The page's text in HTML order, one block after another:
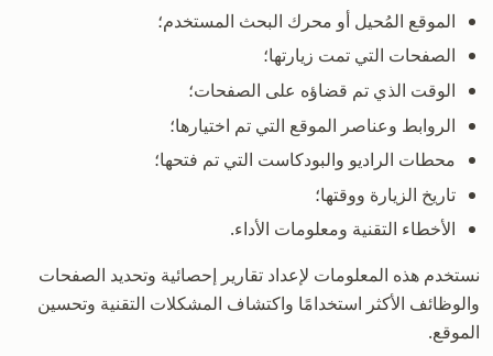
الموقع المُحيل أو محرك البحث المستخدم؛
الصفحات التي تمت زيارتها؛
الوقت الذي تم قضاؤه على الصفحات؛
الروابط وعناصر الموقع التي تم اختيارها؛
محطات الراديو والبودكاست التي تم فتحها؛
تاريخ الزيارة ووقتها؛
الأخطاء التقنية ومعلومات الأداء.
نستخدم هذه المعلومات لإعداد تقارير إحصائية وتحديد الصفحات
والوظائف الأكثر استخدامًا واكتشاف المشكلات التقنية وتحسين
الموقع.